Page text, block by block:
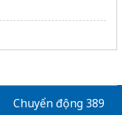
Chuyển động 389